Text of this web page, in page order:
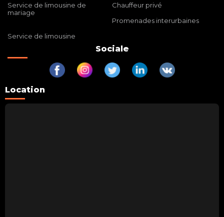
Service de limousine de
mariage
Chauffeur privé
Promenades interurbaines
Service de limousine
Sociale
Location